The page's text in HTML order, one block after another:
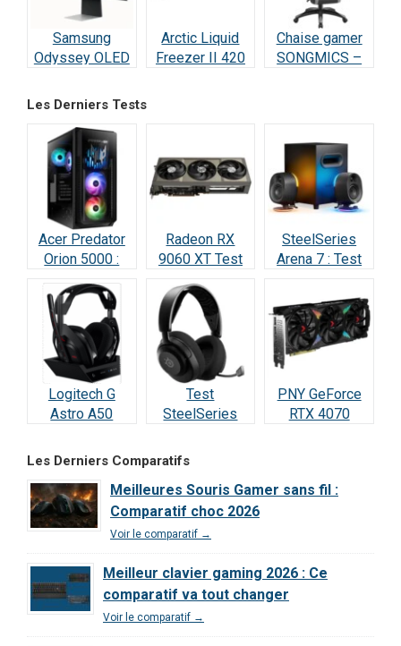
Samsung
Odyssey OLED
Performant –
Arctic Liquid
Freezer II 420
Chaise gamer
SONGMICS –
Les Derniers Tests
Acer Predator
Orion 5000 :
Test Complet
RTX 5070
(2026)
Radeon RX
9060 XT Test
meilleure carte
à 498 € ?
SteelSeries
Arena 7 : Test
Vraiment
incroyable ?
Logitech G
Astro A50
Notre Test
2026
Test
SteelSeries
Wireless : Le
qualité/prix de
2026 ?
PNY GeForce
RTX 4070
Les Derniers Comparatifs
Meilleures Souris Gamer sans fil :
Comparatif choc 2026
Voir le comparatif →
Meilleur clavier gaming 2026 : Ce
comparatif va tout changer
Voir le comparatif →